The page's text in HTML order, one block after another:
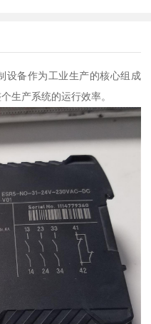
设备作为工业生产的核心组成
生产系统的运行效率。